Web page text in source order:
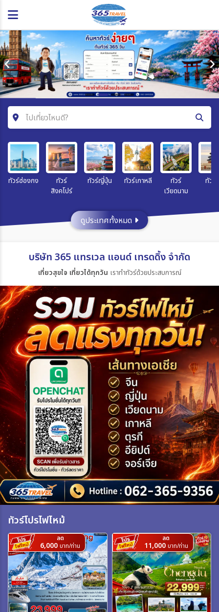
ไปเที่ยวไหนดี?
ค้นหาโปรแกรมทัวร์
คำค้นหา
สายการบิน
ตั้งแต่วันที่
ถึงวันที่
เฉพาะเดือน
เฉพาะเทศกาล
ระหว่าง
ค้นหา
ทัวร์ฮ่องกง
ทัวร์
สิงคโปร์
ทัวร์ญี่ปุ่น ทัวร์เกาหลี
ทัวร์
เวียดนาม
ทัวร์
ดูประเทศทั้งหมด
บริษัท 365 แทรเวล แอนด์ เทรดดิ้ง จำกัด
เที่ยวสุขใจ เที่ยวได้ทุกวัน เราทำทัวร์ด้วยประสบการณ์
ทัวร์โปรไฟไหม้
ลด
6,000 บาท/ท่าน
ลด
11,000 บาท/ท่าน